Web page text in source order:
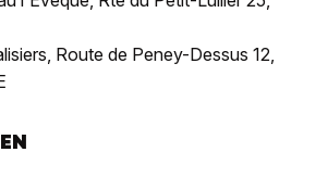
Route de Peney-Dessus 12,